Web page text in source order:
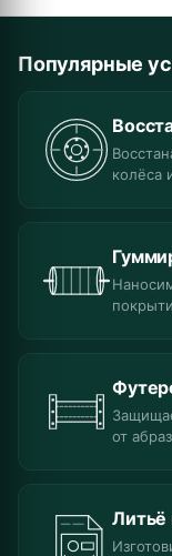
Популярные
колёса
от
Литьё